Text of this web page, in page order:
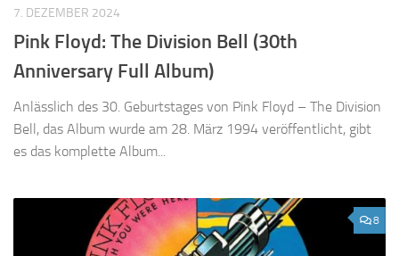
7. DEZEMBER 2024
Pink Floyd: The Division Bell (30th
Anniversary Full Album)
Anlässlich des 30. Geburtstages von Pink Floyd – The Division
Bell, das Album wurde am 28. März 1994 veröffentlicht, gibt
es das komplette Album...
8